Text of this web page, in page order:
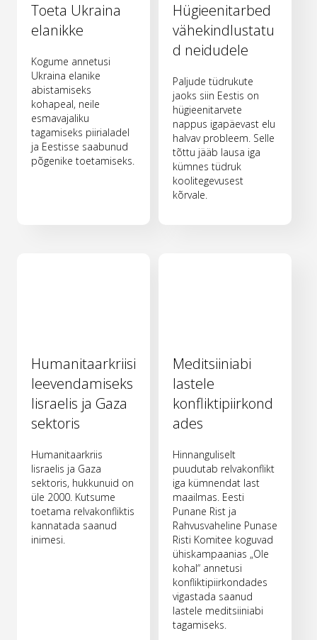
Toeta Ukraina
elanikke
Kogume annetusi
Ukraina elanike
abistamiseks
kohapeal, neile
esmavajaliku
tagamiseks piirialadel
ja Eestisse saabunud
põgenike toetamiseks.
Hügieenitarbed
vähekindlustatu
d neidudele
Paljude tüdrukute
jaoks siin Eestis on
hügieenitarvete
nappus igapäevast elu
halvav probleem. Selle
tõttu jääb lausa iga
kümnes tüdruk
koolitegevusest
kõrvale.
Humanitaarkriisi
leevendamiseks
Iisraelis ja Gaza
sektoris
Humanitaarkriis
Iisraelis ja Gaza
sektoris, hukkunuid on
üle 2000. Kutsume
toetama relvakonfliktis
kannatada saanud
inimesi.
Meditsiiniabi
lastele
konfliktipiirkond
ades
Hinnanguliselt
puudutab relvakonflikt
iga kümnendat last
maailmas. Eesti
Punane Rist ja
Rahvusvaheline Punase
Risti Komitee koguvad
ühiskampaanias „Ole
kohal“ annetusi
konfliktipiirkondades
vigastada saanud
lastele meditsiiniabi
tagamiseks.